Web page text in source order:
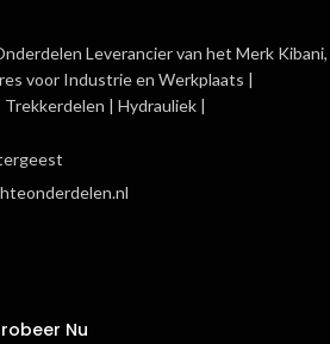
Leverancier van het Merk Kibani,
voor Industrie en Werkplaats |
| Hydrauliek |
Nu